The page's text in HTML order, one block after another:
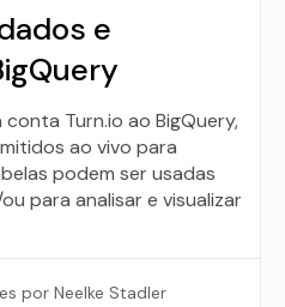
e
Turn.io ao BigQuery,
ao vivo para
podem ser usadas
para analisar e visualizar
por Neelke Stadler